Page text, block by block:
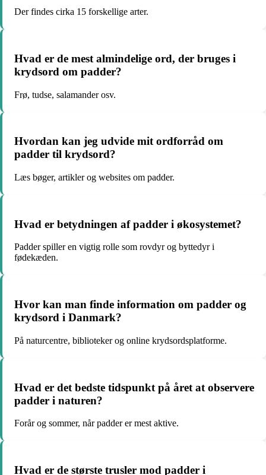
Der findes cirka 15 forskellige arter.
Hvad er de mest almindelige ord, der bruges i
krydsord om padder?
Frø, tudse, salamander osv.
Hvordan kan jeg udvide mit ordforråd om
padder til krydsord?
Læs bøger, artikler og websites om padder.
Hvad er betydningen af padder i økosystemet?
Padder spiller en vigtig rolle som rovdyr og byttedyr i
fødekæden.
Hvor kan man finde information om padder og
krydsord i Danmark?
På naturcentre, biblioteker og online krydsordsplatforme.
Hvad er det bedste tidspunkt på året at observere
padder i naturen?
Forår og sommer, når padder er mest aktive.
Hvad er de største trusler mod padder i